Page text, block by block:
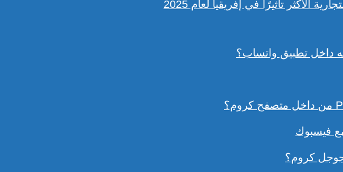
داخل تطبيق واتساب؟
فيسبوك
كروم؟